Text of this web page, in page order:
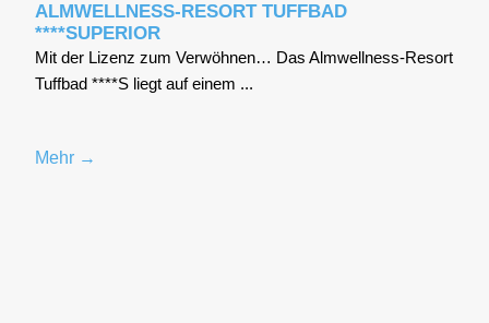
ALMWELLNESS-RESORT TUFFBAD
****SUPERIOR
Mit der Lizenz zum Ver­wöh­nen… Das Alm­well­ness-Resort
Tuff­bad ****S liegt auf einem ...
Mehr →